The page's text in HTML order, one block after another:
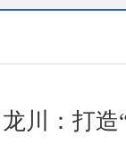
龙川：打造